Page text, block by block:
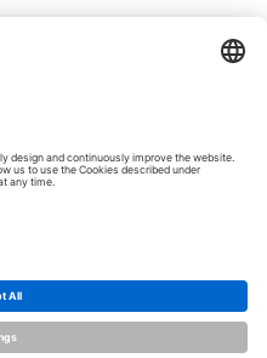
um dieses Thema sehen
ist Teil derNemetschek Group